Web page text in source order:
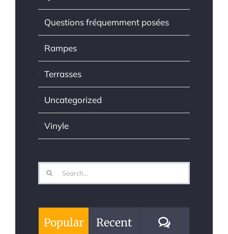
Questions fréquemment posées
Rampes
Terrasses
Uncategorized
Vinyle
Search
for:
Popular Recent Comments